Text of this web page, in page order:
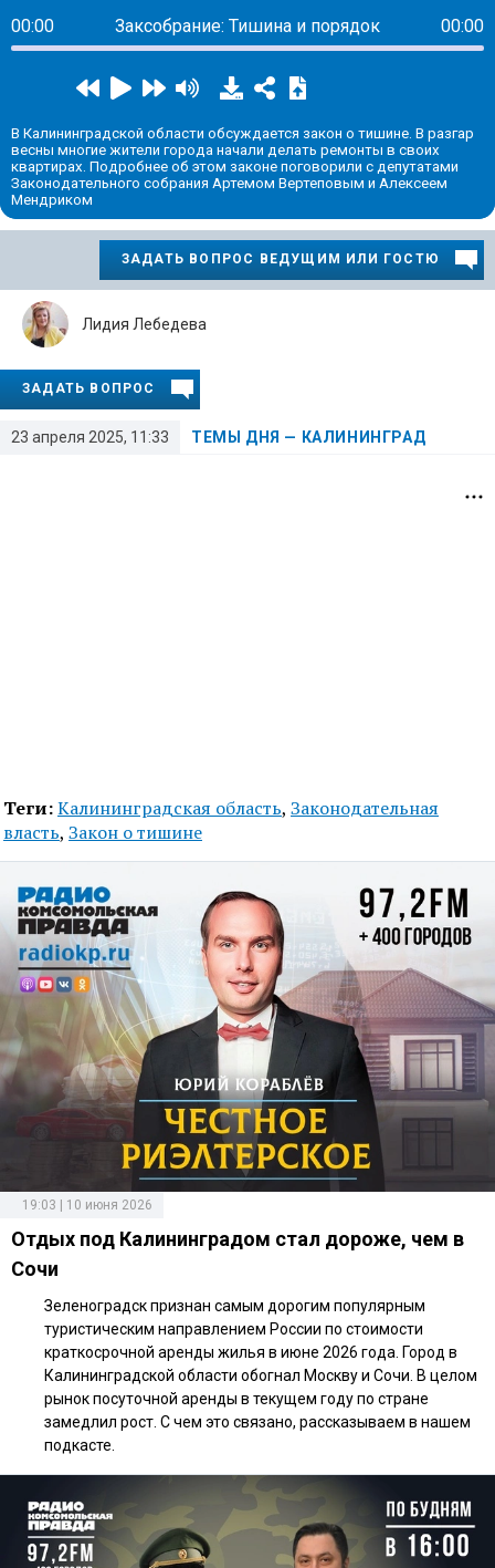
00:00 Заксобрание: Тишина и порядок 00:00
В Калининградской области обсуждается закон о тишине. В разгар
весны многие жители города начали делать ремонты в своих
квартирах. Подробнее об этом законе поговорили с депутатами
Законодательного собрания Артемом Вертеповым и Алексеем
Мендриком
ЗАДАТЬ ВОПРОС ВЕДУЩИМ ИЛИ ГОСТЮ
23 апреля 2025, 11:33 ТЕМЫ ДНЯ — КАЛИНИНГРАД
Лидия Лебедева
ЗАДАТЬ ВОПРОС
Теги:Калининградская область, Законодательная
власть, Закон о тишине
19:03 | 10 июня 2026
Отдых под Калининградом стал дороже, чем в
Сочи
Зеленоградск признан самым дорогим популярным
туристическим направлением России по стоимости
краткосрочной аренды жилья в июне 2026 года. Город в
Калининградской области обогнал Москву и Сочи. В целом
рынок посуточной аренды в текущем году по стране
замедлил рост. С чем это связано, рассказываем в нашем
подкасте.